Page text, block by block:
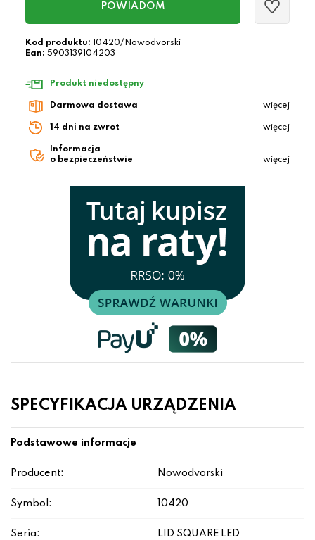
POWIADOM
Kod produktu:
10420/Nowodvorski
Ean: 5903139104203
Produkt niedostępny
Darmowa dostawa więcej
14 dni na zwrot więcej
Informacja
o bezpieczeństwie
więcej
SPECYFIKACJA URZĄDZENIA
Podstawowe informacje
Producent: Nowodvorski
Symbol: 10420
Seria: LID SQUARE LED